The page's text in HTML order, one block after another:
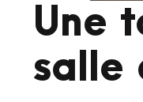
Une
salle